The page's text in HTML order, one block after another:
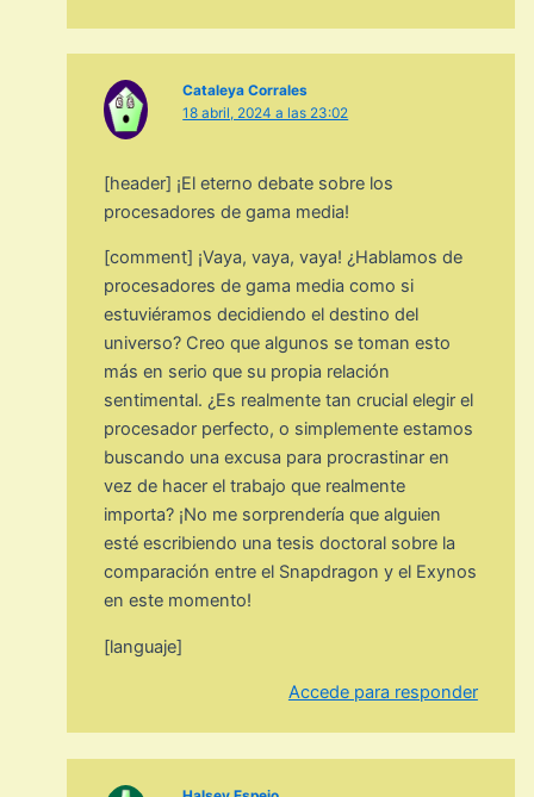
Cataleya Corrales
18 abril, 2024 a las 23:02
[header] ¡El eterno debate sobre los
procesadores de gama media!
[comment] ¡Vaya, vaya, vaya! ¿Hablamos de
procesadores de gama media como si
estuviéramos decidiendo el destino del
universo? Creo que algunos se toman esto
más en serio que su propia relación
sentimental. ¿Es realmente tan crucial elegir el
procesador perfecto, o simplemente estamos
buscando una excusa para procrastinar en
vez de hacer el trabajo que realmente
importa? ¡No me sorprendería que alguien
esté escribiendo una tesis doctoral sobre la
comparación entre el Snapdragon y el Exynos
en este momento!
[languaje]
Accede para responder